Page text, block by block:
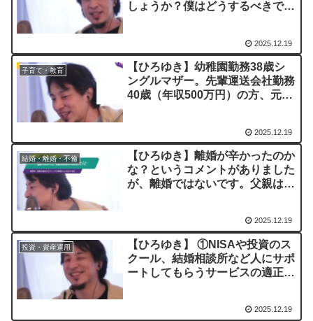
しょうか？僕はどうするべきです
2025.12.19
子育て・教育
【ひろゆき】幼稚園勤務38歳シ
ングルマザー。先輩運送会社勤務
40歳（年収500万円）の方、元銀
ます。ー ひろゆき切り抜き
20230323
2025.12.19
結婚・離婚・不倫
【ひろゆき】離婚が辛かったのか
な？というコメントがありました
が、離婚ではないです。父親は浮
2025.12.19
投資・資産運用
【ひろゆき】 ①NISAや投資のス
クール、結婚相談所など人にサポ
ートしてもらうサービスの適正価
20230322質問者：はらぺこ満月
2025.12.19